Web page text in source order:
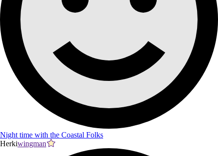
Night time with the Coastal Folks
Herkiwingman